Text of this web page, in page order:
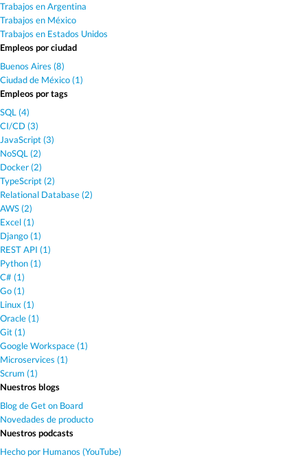
Trabajos en Argentina
Trabajos en México
Trabajos en Estados Unidos
Empleos por ciudad
Buenos Aires (8)
Ciudad de México (1)
Empleos por tags
SQL (4)
CI/CD (3)
JavaScript (3)
NoSQL (2)
Docker (2)
TypeScript (2)
Relational Database (2)
AWS (2)
Excel (1)
Django (1)
REST API (1)
Python (1)
C# (1)
Go (1)
Linux (1)
Oracle (1)
Git (1)
Google Workspace (1)
Microservices (1)
Scrum (1)
Nuestros blogs
Blog de Get on Board
Novedades de producto
Nuestros podcasts
Hecho por Humanos (YouTube)